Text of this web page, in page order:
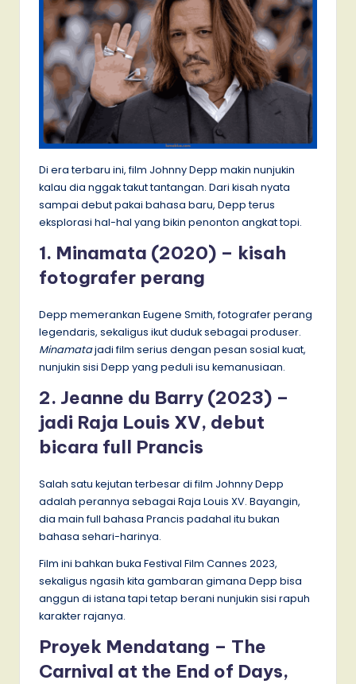
Di era terbaru ini, film Johnny Depp makin nunjukin
kalau dia nggak takut tantangan. Dari kisah nyata
sampai debut pakai bahasa baru, Depp terus
eksplorasi hal-hal yang bikin penonton angkat topi.
1. Minamata (2020) – kisah
fotografer perang
Depp memerankan Eugene Smith, fotografer perang
legendaris, sekaligus ikut duduk sebagai produser.
Minamatajadi film serius dengan pesan sosial kuat,
nunjukin sisi Depp yang peduli isu kemanusiaan.
2. Jeanne du Barry (2023) –
jadi Raja Louis XV, debut
bicara full Prancis
Salah satu kejutan terbesar di film Johnny Depp
adalah perannya sebagai Raja Louis XV. Bayangin,
dia main full bahasa Prancis padahal itu bukan
bahasa sehari-harinya.
Film ini bahkan buka Festival Film Cannes 2023,
sekaligus ngasih kita gambaran gimana Depp bisa
anggun di istana tapi tetap berani nunjukin sisi rapuh
karakter rajanya.
Proyek Mendatang – The
Carnival at the End of Days,